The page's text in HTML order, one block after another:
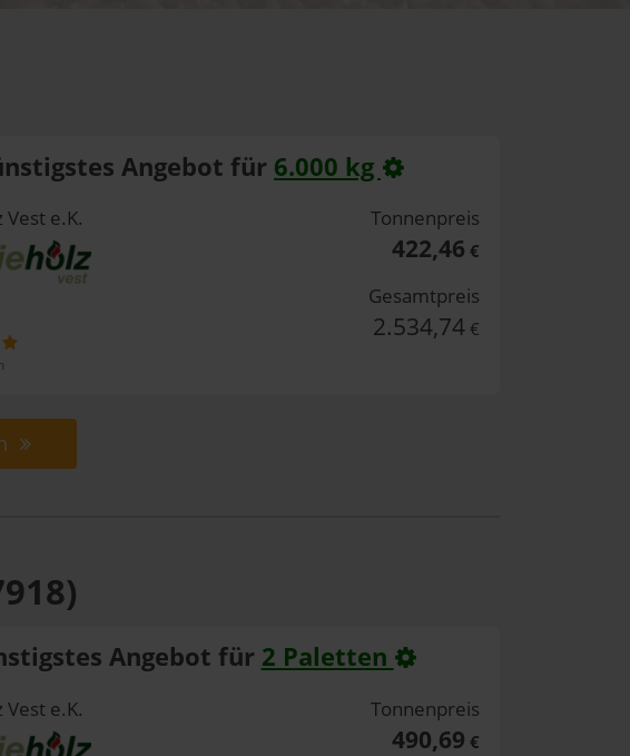
Angebot für 6.000 kg
Vest e.K. Tonnenpreis
422,46 €
Gesamtpreis
2.534,74 €
Angebot für 2 Paletten
Vest e.K. Tonnenpreis
490,69 €